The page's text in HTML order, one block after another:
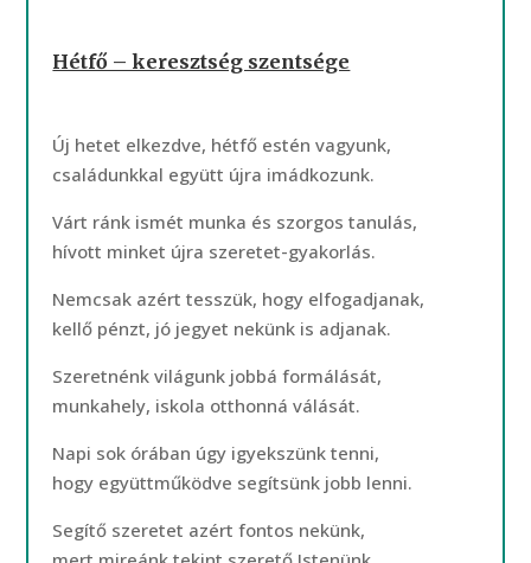
Hétfő – keresztség szentsége
Új hetet elkezdve, hétfő estén vagyunk,
családunkkal együtt újra imádkozunk.
Várt ránk ismét munka és szorgos tanulás,
hívott minket újra szeretet-gyakorlás.
Nemcsak azért tesszük, hogy elfogadjanak,
kellő pénzt, jó jegyet nekünk is adjanak.
Szeretnénk világunk jobbá formálását,
munkahely, iskola otthonná válását.
Napi sok órában úgy igyekszünk tenni,
hogy együttműködve segítsünk jobb lenni.
Segítő szeretet azért fontos nekünk,